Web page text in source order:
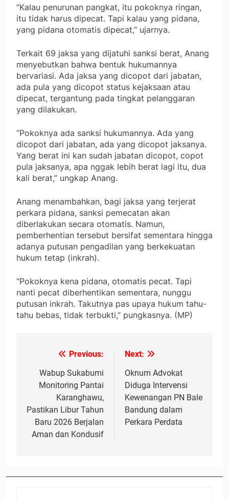
“Kalau penurunan pangkat, itu pokoknya ringan,
itu tidak harus dipecat. Tapi kalau yang pidana,
yang pidana otomatis dipecat,” ujarnya.
Terkait 69 jaksa yang dijatuhi sanksi berat, Anang
menyebutkan bahwa bentuk hukumannya
bervariasi. Ada jaksa yang dicopot dari jabatan,
ada pula yang dicopot status kejaksaan atau
dipecat, tergantung pada tingkat pelanggaran
yang dilakukan.
“Pokoknya ada sanksi hukumannya. Ada yang
dicopot dari jabatan, ada yang dicopot jaksanya.
Yang berat ini kan sudah jabatan dicopot, copot
pula jaksanya, apa nggak lebih berat lagi itu, dua
kali berat,” ungkap Anang.
Anang menambahkan, bagi jaksa yang terjerat
perkara pidana, sanksi pemecatan akan
diberlakukan secara otomatis. Namun,
pemberhentian tersebut bersifat sementara hingga
adanya putusan pengadilan yang berkekuatan
hukum tetap (inkrah).
“Pokoknya kena pidana, otomatis pecat. Tapi
nanti pecat diberhentikan sementara, nunggu
putusan inkrah. Takutnya pas upaya hukum tahu-
tahu bebas, tidak terbukti,” pungkasnya. (MP)
Navigasi
pos
Previous:
Wabup Sukabumi
Monitoring Pantai
Karanghawu,
Pastikan Libur Tahun
Baru 2026 Berjalan
Aman dan Kondusif
Next:
Oknum Advokat
Diduga Intervensi
Kewenangan PN Bale
Bandung dalam
Perkara Perdata